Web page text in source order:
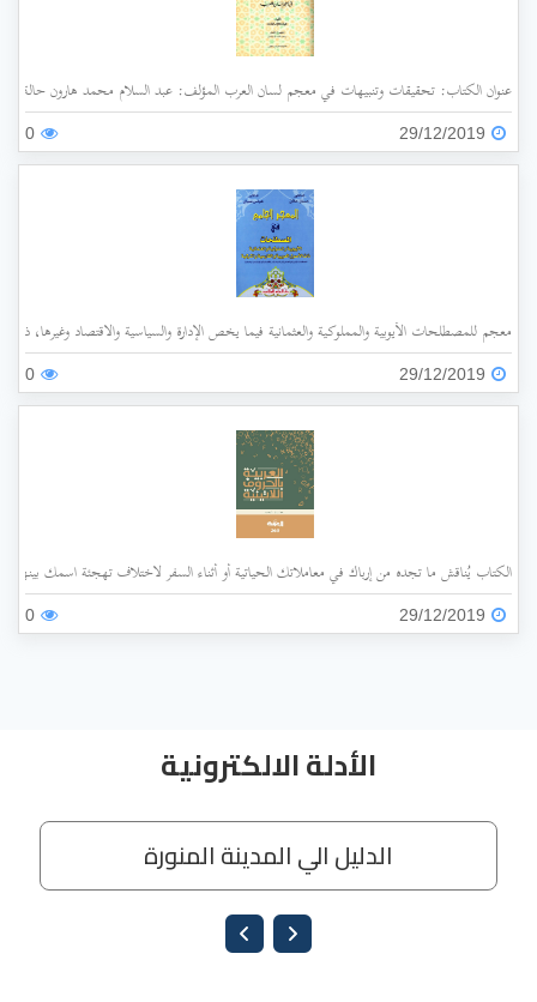
عنوان الكتاب: تحقيقات وتنبيهات في معجم لسان العرب المؤلف: عبد السلام محمد هارون حالة الفهرسة: غير مفهرس الناشر: جامعة الملك عبد
29/12/2019
0
معجم للمصطلحات الأيوبية والمملوكية والعثمانية فيما يخص الإدارة والسياسية والاقتصاد وغيرها، ذات
29/12/2019
0
الكتاب يُناقش ما تجده من إرباك في معاملاتك الحياتية أو أثناء السفر لاختلاف تهجئة اسمك بينها
29/12/2019
0